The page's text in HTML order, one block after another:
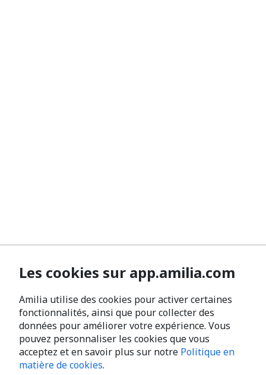
Les cookies sur app.amilia.com
Amilia utilise des cookies pour activer certaines
fonctionnalités, ainsi que pour collecter des
données pour améliorer votre expérience. Vous
pouvez personnaliser les cookies que vous
acceptez et en savoir plus sur notre Politique en
matière de cookies.